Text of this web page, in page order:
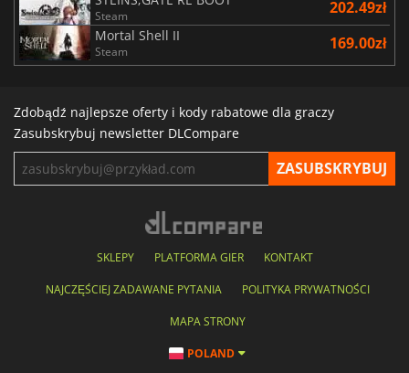
Steam 202.49zł
Mortal Shell II
Steam 169.00zł
Zdobądź najlepsze oferty i kody rabatowe dla graczy
Zasubskrybuj newsletter DLCompare
SKLEPY PLATFORMA GIER KONTAKT
NAJCZĘŚCIEJ ZADAWANE PYTANIA POLITYKA PRYWATNOŚCI
MAPA STRONY
POLAND